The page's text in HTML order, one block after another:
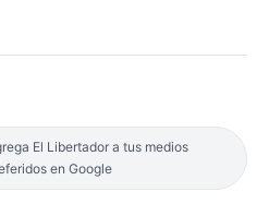
El Libertador a tus medios
en Google